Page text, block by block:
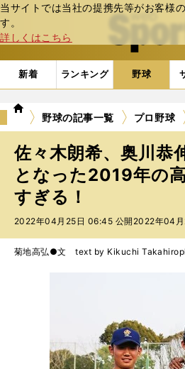
当サイトでは当社の提携先等がお客様
す。
詳しくはこちら
web Sportiva (webスポルティ
新着 ランキング 野球
we
ポ
ル
テ
ィ
ー
野球の記事一覧 プロ野球
佐々木朗希、奥川恭
となった2019年の
すぎる！
2022年04月25日 06:45 公開 2022年04
菊地高弘●文 text by Kikuchi Takahiro